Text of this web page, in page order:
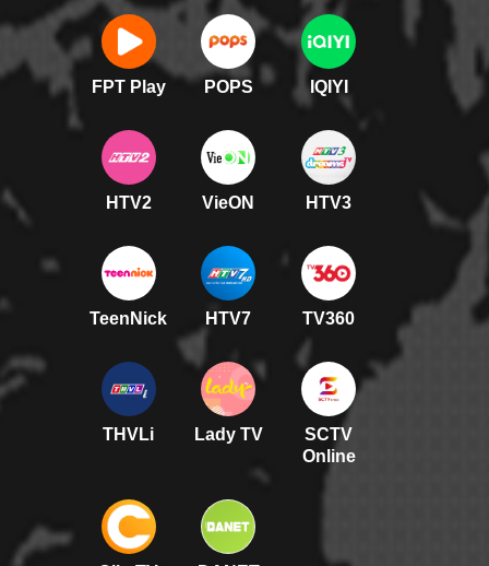
FPT Play POPS IQIYI
HTV2 VieON HTV3
TeenNick HTV7 TV360
THVLi Lady TV
SCTV
Online